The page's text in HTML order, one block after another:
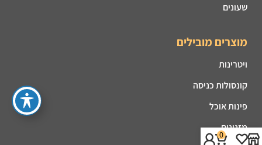
שעונים
מוצרים מובילים
ויטרינות
קונסולות כניסה
פינות אוכל
מזנונים
0